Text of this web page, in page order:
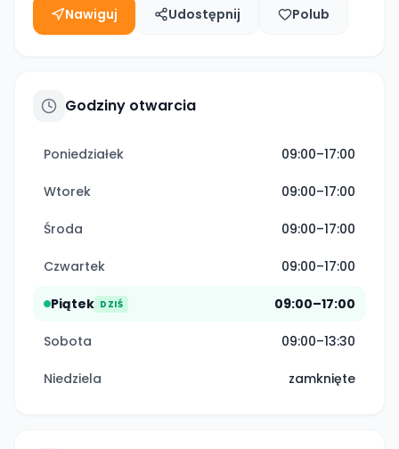
Nawiguj Udostępnij Polub
Godziny otwarcia
Poniedziałek 09:00–17:00
Wtorek 09:00–17:00
Środa 09:00–17:00
Czwartek 09:00–17:00
Piątek DZIŚ 09:00–17:00
Sobota 09:00–13:30
Niedziela zamknięte